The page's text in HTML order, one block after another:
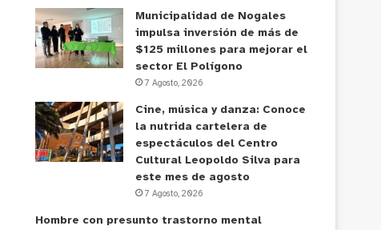
Municipalidad de Nogales
impulsa inversión de más de
$125 millones para mejorar el
sector El Polígono
7 Agosto, 2026
Cine, música y danza: Conoce
la nutrida cartelera de
espectáculos del Centro
Cultural Leopoldo Silva para
este mes de agosto
7 Agosto, 2026
Hombre con presunto trastorno mental